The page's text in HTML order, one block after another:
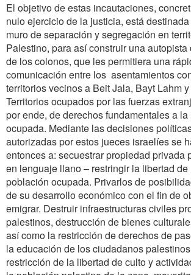
El objetivo de estas incautaciones,
nulo ejercicio de la justicia, está
muro de separación y segregación en
Palestino, para así construir una
de los colonos, que les permitiera una
comunicación entre los asentamientos
territorios vecinos a Beit Jala, Bayt Lahm
Territorios ocupados por las fuerzas
por ende, de derechos fundamentales a
ocupada. Mediante las decisiones
autorizadas por estos jueces israelíes se
entonces a: secuestrar propiedad privada
en lenguaje llano – restringir la libertad
población ocupada. Privarlos de
de su desarrollo económico con el fin de
emigrar. Destruir infraestructuras civiles
palestinos, destrucción de bienes
así como la restricción de derechos de
la educación de los ciudadanos
restricción de la libertad de culto y